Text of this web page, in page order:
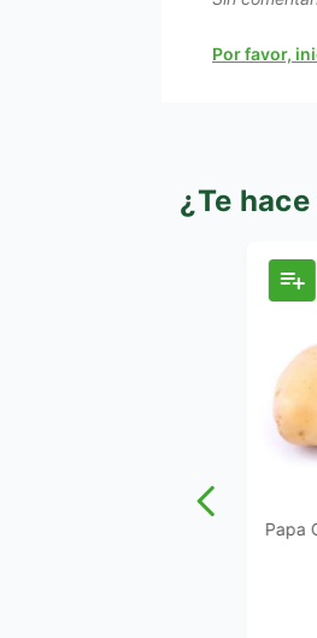
Por favor,
¿Te
Papa